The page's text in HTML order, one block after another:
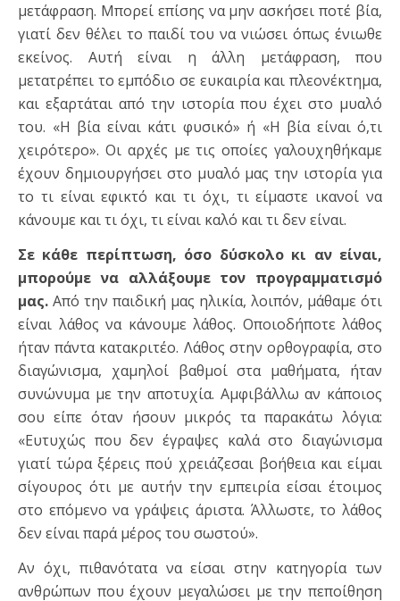
μετάφραση. Μπορεί επίσης να μην ασκήσει ποτέ βία,
γιατί δεν θέλει το παιδί του να νιώσει όπως ένιωθε
εκείνος. Αυτή είναι η άλλη μετάφραση, που
μετατρέπει το εμπόδιο σε ευκαιρία και πλεονέκτημα,
και εξαρτάται από την ιστορία που έχει στο μυαλό
του. «Η βία είναι κάτι φυσικό» ή «Η βία είναι ό,τι
χειρότερο». Οι αρχές με τις οποίες γαλουχηθήκαμε
έχουν δημιουργήσει στο μυαλό μας την ιστορία για
το τι είναι εφικτό και τι όχι, τι είμαστε ικανοί να
κάνουμε και τι όχι, τι είναι καλό και τι δεν είναι.
Σε κάθε περίπτωση, όσο δύσκολο κι αν είναι,
μπορούμε να αλλάξουμε τον προγραμματισμό
μας. Από την παιδική μας ηλικία, λοιπόν, μάθαμε ότι
είναι λάθος να κάνουμε λάθος. Οποιοδήποτε λάθος
ήταν πάντα κατακριτέο. Λάθος στην ορθογραφία, στο
διαγώνισμα, χαμηλοί βαθμοί στα μαθήματα, ήταν
συνώνυμα με την αποτυχία. Αμφιβάλλω αν κάποιος
σου είπε όταν ήσουν μικρός τα παρακάτω λόγια:
«Ευτυχώς που δεν έγραψες καλά στο διαγώνισμα
γιατί τώρα ξέρεις πού χρειάζεσαι βοήθεια και είμαι
σίγουρος ότι με αυτήν την εμπειρία είσαι έτοιμος
στο επόμενο να γράψεις άριστα. Άλλωστε, το λάθος
δεν είναι παρά μέρος του σωστού».
Αν όχι, πιθανότατα να είσαι στην κατηγορία των
ανθρώπων που έχουν μεγαλώσει με την πεποίθηση